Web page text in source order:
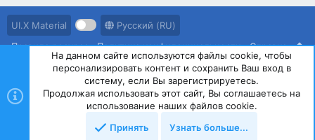
UI.X Material
Русский (RU)
Правила ресурса
Политика конфиденциальности Справка
Community platform by XenForo © 2010-2023 XenForo Ltd.
На данном сайте используются файлы cookie, чтобы
персонализировать контент и сохранить Ваш вход в
систему, если Вы зарегистрируетесь.
Продолжая использовать этот сайт, Вы соглашаетесь на
использование наших файлов cookie.
Принять
Узнать больше...